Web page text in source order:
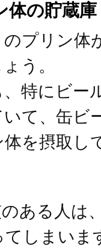
体の貯蔵庫
プリン体
う。
特にビー
て、缶ビ
を摂取し
ある人は
しまいま